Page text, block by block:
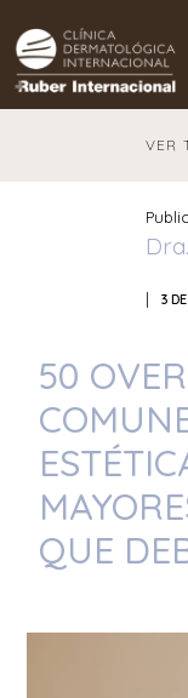
Main Navigation
VER
| 3
50
QUE